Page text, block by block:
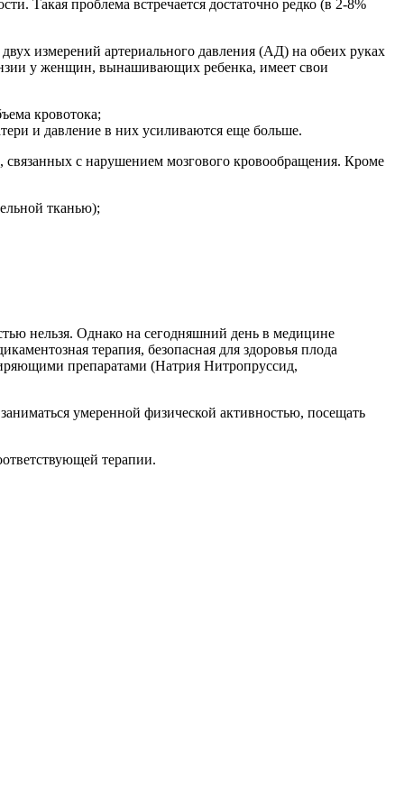
Такая проблема встречается достаточно редко (в 2-8%
измерений артериального давления (АД) на обеих руках
у женщин, вынашивающих ребенка, имеет свои
кровотока;
и давление в них усиливаются еще больше.
с нарушением мозгового кровообращения. Кроме
тканью);
нельзя. Однако на сегодняшний день в медицине
терапия, безопасная для здоровья плода
препаратами (Натрия Нитропруссид,
умеренной физической активностью, посещать
терапии.